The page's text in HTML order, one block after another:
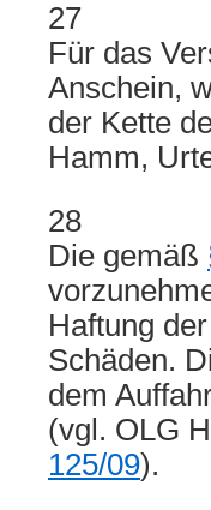
27
Für das
Anschein,
der Kette
Hamm,
28
Die gemäß
Haftung
Schäden.
dem
(vgl. OLG
125/09).